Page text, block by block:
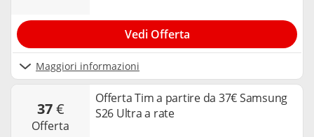
Maggiori informazioni
Vedi Offerta
37€
offerta
Offerta Tim a partire da 37€ Samsung
S26 Ultra a rate